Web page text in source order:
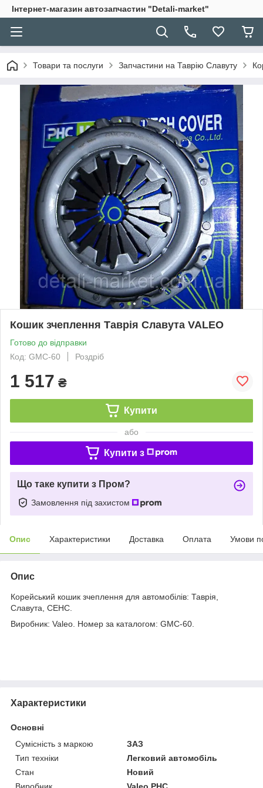
Інтернет-магазин автозапчастин "Detali-market"
Товари та послуги Запчастини на Таврію Славуту
Кошик зчеплення Таврія Славута VALEO
Готово до відправки
Код: GMC-60
Роздріб
1 517 ₴
Купити
або
Купити з
Що таке купити з Пром?
Замовлення під захистом
Опис Характеристики Доставка Оплата Умови
Опис
Корейський кошик зчеплення для автомобілів: Таврія,
Славута, СЕНС.
Виробник: Valeo. Номер за каталогом: GMC-60.
Характеристики
Основні
Сумісність з маркою
ЗАЗ
Тип техніки
Легковий автомобіль
Стан
Новий
Виробник
Valeo PHC